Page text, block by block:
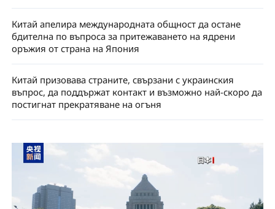
Китай апелира международната общност да остане
бдителна по въпроса за притежаването на ядрени
оръжия от страна на Япония
Китай призовава страните, свързани с украинския
въпрос, да поддържат контакт и възможно най-скоро да
постигнат прекратяване на огъня